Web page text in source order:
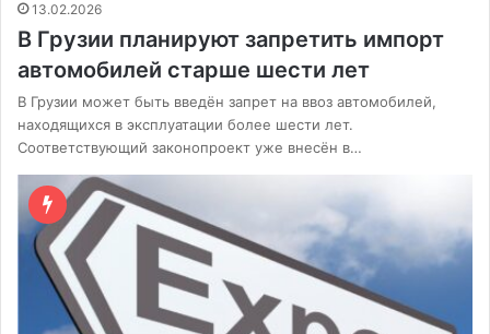
13.02.2026
В Грузии планируют запретить импорт
автомобилей старше шести лет
В Грузии может быть введён запрет на ввоз автомобилей,
находящихся в эксплуатации более шести лет.
Соответствующий законопроект уже внесён в…